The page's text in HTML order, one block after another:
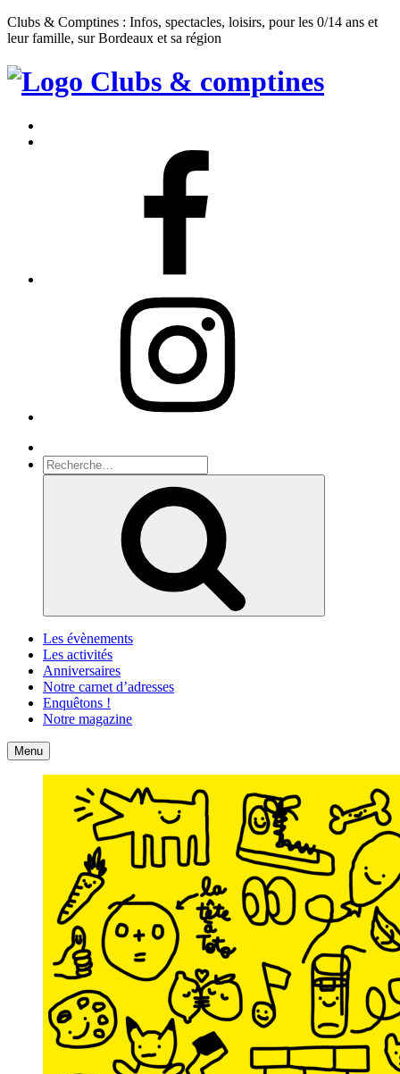
Clubs & Comptines : Infos, spectacles, loisirs, pour les 0/14 ans et
leur famille, sur Bordeaux et sa région
Clubs
Comptines
Recherche
pour
Les évènements
Les activités
Anniversaires
Notre carnet d’adresses
Enquêtons !
Notre magazine
Accueil
Menu Contact